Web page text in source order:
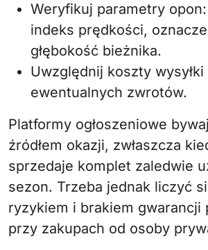
Weryfikuj parametry opon:
indeks prędkości,
głębokość bieżnika.
Uwzględnij koszty wysyłki
ewentualnych zwrotów.
Platformy ogłoszeniowe
źródłem okazji, zwłaszcza
sprzedaje komplet zaledwie
sezon. Trzeba jednak liczyć
ryzykiem i brakiem gwarancji
przy zakupach od osoby